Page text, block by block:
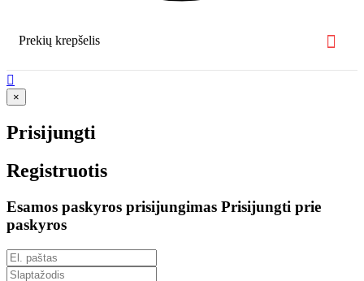
Prekių krepšelis

×
Prisijungti
Registruotis
Esamos paskyros prisijungimas Prisijungti prie
paskyros